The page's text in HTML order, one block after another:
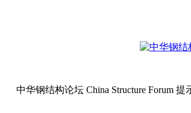
中华钢结构论坛 China Structure Forum 提